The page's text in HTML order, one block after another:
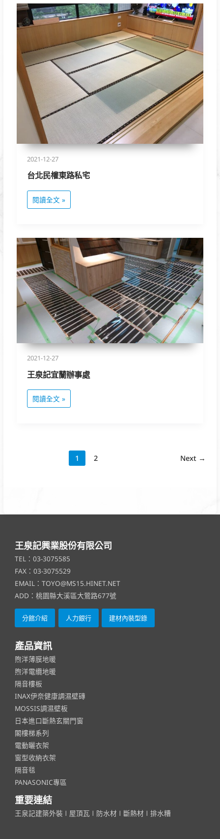
2021-12-27
台北民權東路私宅
台
北
權
東
私
宅
閱讀全文 »
2021-12-27
王泉記宜蘭辦事處
王
記
宜
蘭
辦
事
處
閱讀全文 »
1 2 Next →
王泉記興業股份有限公司
TEL：03-3075585
FAX：03-3075529
EMAIL：TOYO@MS15.HINET.NET
ADD：桃園縣大溪區大鶯路677號
分館介紹 人力銀行 建材內裝型錄
產品資訊
煦洋薄膜地暖
煦洋電纜地暖
隔音樓板
INAX伊奈健康調濕壁磚
MOSSIS調濕壁板
日本進口斷熱玄關門窗
閣樓梯系列
電動曬衣架
窗型收納衣架
隔音毯
PANASONIC專區
重要連結
王泉記建築外裝 ǀ 屋頂瓦 ǀ 防水材 ǀ 斷熱材 ǀ 排水糟